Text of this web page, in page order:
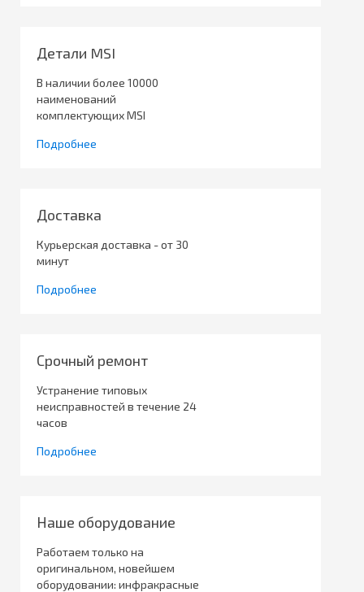
Детали MSI
В наличии более 10000
наименований
комплектующих MSI
Подробнее
Доставка
Курьерская доставка - от 30
минут
Подробнее
Срочный ремонт
Устранение типовых
неисправностей в течение 24
часов
Подробнее
Наше оборудование
Работаем только на
оригинальном, новейшем
оборудовании: инфракрасные